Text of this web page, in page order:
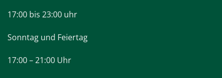
17:00 bis 23:00 uhr
Sonntag und Feiertag
17:00 – 21:00 Uhr